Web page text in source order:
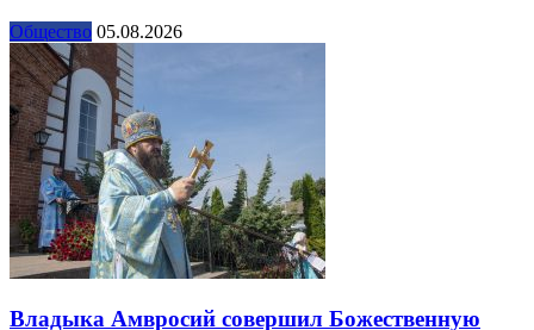
Общество 05.08.2026
Владыка Амвросий совершил Божественную